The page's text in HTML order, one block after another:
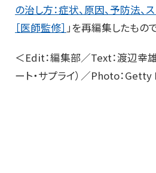
の治し方：症状、原因、予防法、
［医師監修］ 」を再編集したもので
＜Edit：編集部／Text：渡辺幸
ート・サプライ）／Photo：